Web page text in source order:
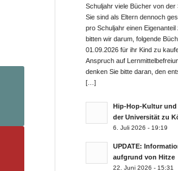
Schuljahr viele Bücher von der
Sie sind als Eltern dennoch
pro Schuljahr einen
bitten wir darum, folgende
01.09.2026 für ihr Kind zu
Anspruch auf
denken Sie bitte daran, den
[…]
Hip-Hop-Kultur
der Universität zu
6. Juli 2026 - 19:19
UPDATE:
aufgrund von Hitze
22. Juni 2026 - 15:31